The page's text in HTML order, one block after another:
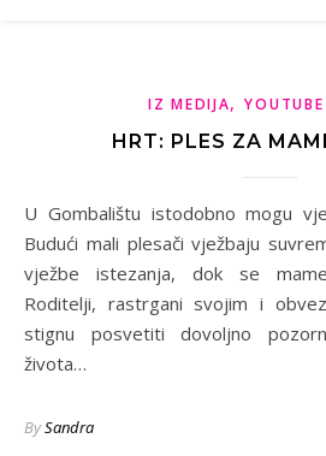
IZ MEDIJA,
HRT: PLES ZA
U Gombalištu istodobno mogu vježbati i majke i djeca.
Budući mali plesači vježbaju
vježbe istezanja, dok se
Roditelji, rastrgani svojim i
stignu posvetiti dovoljno
života…
BySandra